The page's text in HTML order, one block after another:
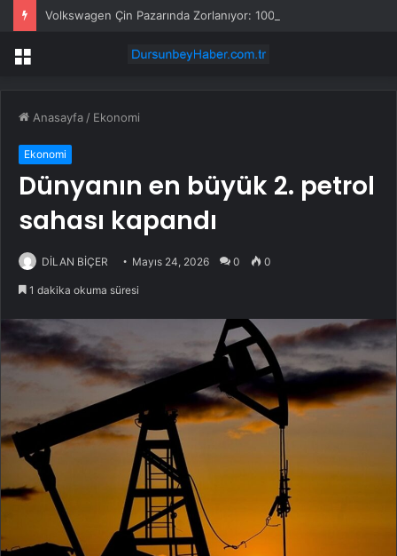
Menü
Anasayfa / Ekonomi
Ekonomi
Dünyanın en büyük 2. petrol
sahası kapandı
DİLAN BİÇER Mayıs 24, 2026 0 0
1 dakika okuma süresi